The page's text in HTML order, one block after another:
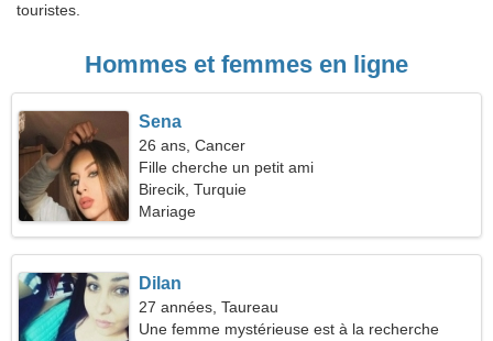
touristes.
Hommes et femmes en ligne
Sena
26 ans, Cancer
Fille cherche un petit ami
Birecik, Turquie
Mariage
Dilan
27 années, Taureau
Une femme mystérieuse est à la recherche